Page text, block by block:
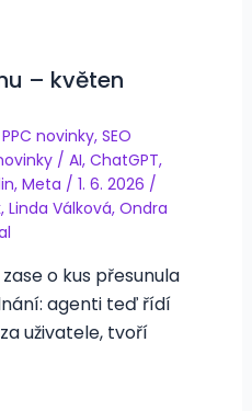
– květen
PPC novinky, SEO
/ AI, ChatGPT,
, Meta / 1. 6. 2026 /
, Linda Válková, Ondra
o kus přesunula
agenti teď řídí
uživatele, tvoří